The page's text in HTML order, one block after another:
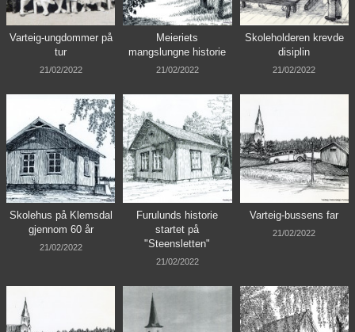
Varteig-ungdommer på
tur
21/02/2022
Meieriets
mangslungne historie
21/02/2022
Skoleholderen krevde
disiplin
21/02/2022
Skolehus på Klemsdal
gjennom 60 år
21/02/2022
Furulunds historie
startet på
"Steensletten"
21/02/2022
Varteig-bussens far
21/02/2022